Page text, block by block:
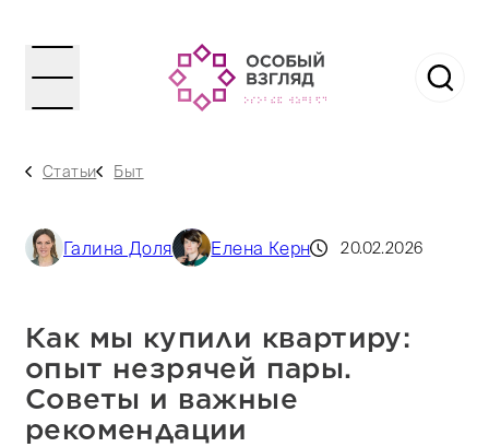
Статьи Быт
Галина Доля Елена Керн 20.02.2026
Как мы купили квартиру:
опыт незрячей пары.
Советы и важные
рекомендации